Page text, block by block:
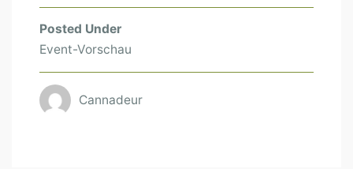
Posted Under
Event-Vorschau
Cannadeur